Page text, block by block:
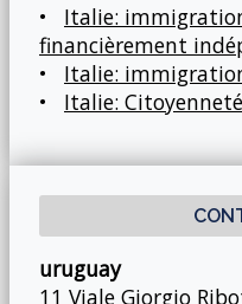
• Italie:
financièrement
• Italie:
• Italie: Citoyenneté
uruguay
11 Viale Giorgio